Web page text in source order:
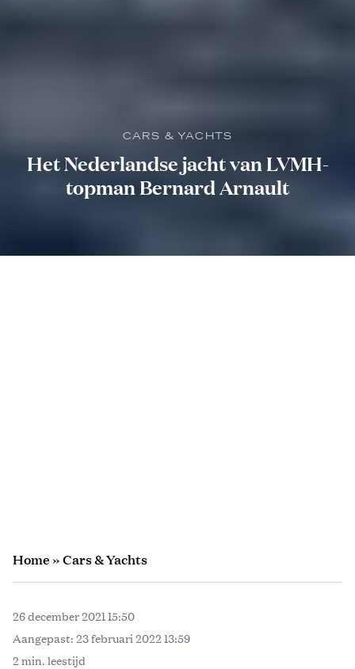
CARS & YACHTS
Het Nederlandse jacht van LVMH-
topman Bernard Arnault
Home»Cars & Yachts
26 december 2021 15:50
Aangepast: 23 februari 2022 13:59
2 min. leestijd